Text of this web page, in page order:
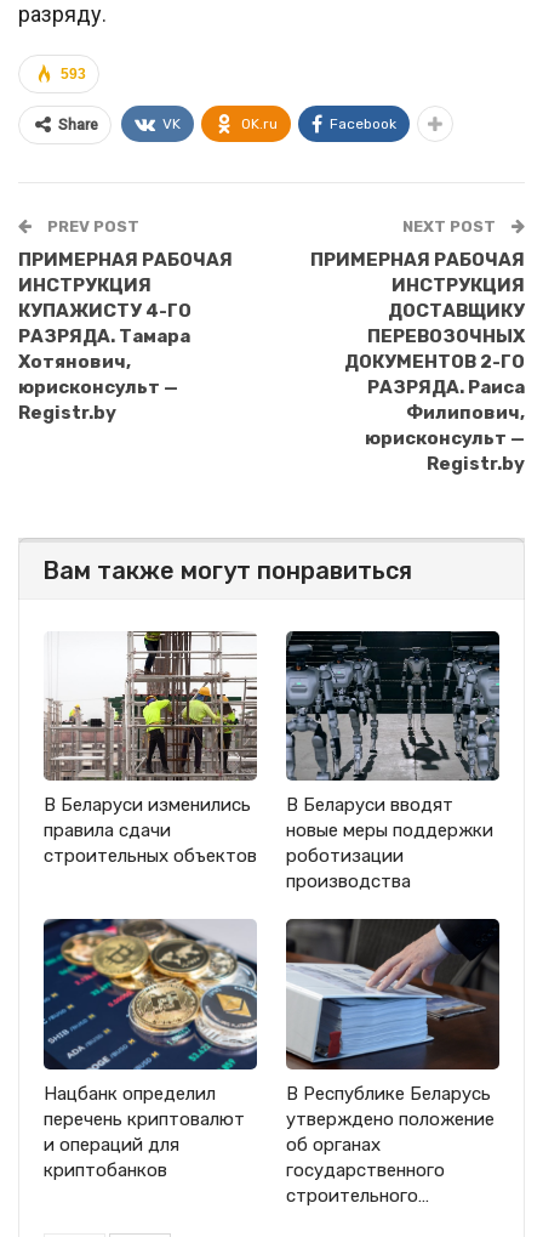
разряду.
593
Share VK OK.ru Facebook
PREV POST
ПРИМЕРНАЯ РАБОЧАЯ
ИНСТРУКЦИЯ
КУПАЖИСТУ 4-ГО
РАЗРЯДА. Тамара
Хотянович,
юрисконсульт —
Registr.by
NEXT POST
ПРИМЕРНАЯ РАБОЧАЯ
ИНСТРУКЦИЯ
ДОСТАВЩИКУ
ПЕРЕВОЗОЧНЫХ
ДОКУМЕНТОВ 2-ГО
РАЗРЯДА. Раиса
Филипович,
юрисконсульт —
Registr.by
Вам также могут понравиться
В Беларуси изменились
правила сдачи
строительных объектов
В Беларуси вводят
новые меры поддержки
роботизации
производства
Нацбанк определил
перечень криптовалют
и операций для
криптобанков
В Республике Беларусь
утверждено положение
об органах
государственного
строительного…